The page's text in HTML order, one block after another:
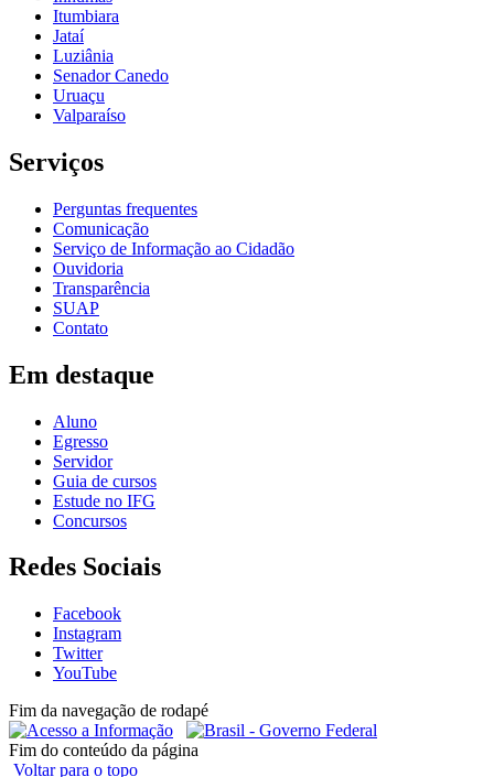
Itumbiara
Jataí
Luziânia
Senador Canedo
Uruaçu
Valparaíso
Serviços
Perguntas frequentes
Comunicação
Serviço de Informação ao Cidadão
Ouvidoria
Transparência
SUAP
Contato
Em destaque
Aluno
Egresso
Servidor
Guia de cursos
Estude no IFG
Concursos
Redes Sociais
Facebook
Instagram
Twitter
YouTube
Fim da navegação de rodapé
Fim do conteúdo da página
Voltar para o topo